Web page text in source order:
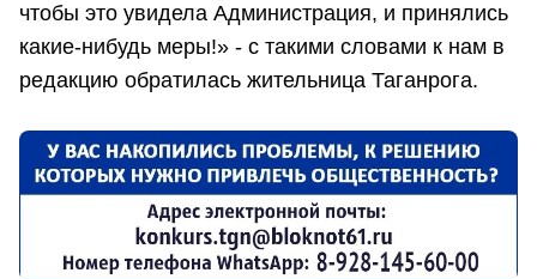
чтобы это увидела Администрация, и принялись
какие-нибудь меры!» - с такими словами к нам в
редакцию обратилась жительница Таганрога.